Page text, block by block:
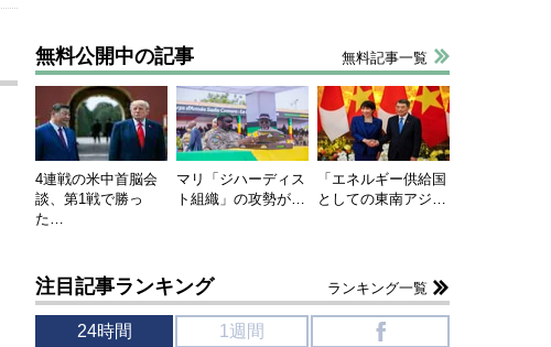
無料公開中の記事 無料記事一覧
4連戦の米中首脳会
談、第1戦で勝っ
た…
マリ「ジハーディス
ト組織」の攻勢が…
「エネルギー供給国
としての東南アジ…
注目記事ランキング ランキング一覧
24時間 1週間